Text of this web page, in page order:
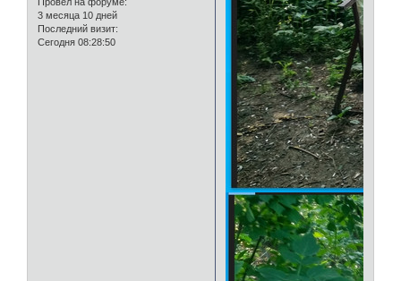
3 месяца 10 дней
Последний визит:
Сегодня 08:28:50